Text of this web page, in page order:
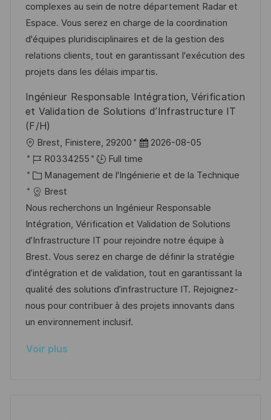
s
a
t
i
o
a
f
f
i
c
a
e
e
n
c
e
d
p
o
s
t
e
g
o
r
i
e
complexes au sein de notre département Radar et
Espace. Vous serez en charge de la coordination
d'équipes pluridisciplinaires et de la gestion des
relations clients, tout en garantissant l'exécution des
projets dans les délais impartis.
Ingénieur Responsable Intégration, Vérification
et Validation de Solutions d’Infrastructure IT
(F/H)
o
c
a
l
i
s
a
t
i
o
n
Brest, Finistere, 29200
D
a
t
d
’
a
f
f
i
c
2026-08-05
R
é
f
é
r
e
n
c
e
d
u
o
R0334255
Full time
C
a
t
é
g
o
r
i
e
Management de l'Ingénierie et de la Technique
Brest
Nous recherchons un Ingénieur Responsable
Intégration, Vérification et Validation de Solutions
d’Infrastructure IT pour rejoindre notre équipe à
Brest. Vous serez en charge de définir la stratégie
d’intégration et de validation, tout en garantissant la
qualité des solutions d’infrastructure IT. Rejoignez-
nous pour contribuer à des projets innovants dans
un environnement inclusif.
Voir plus